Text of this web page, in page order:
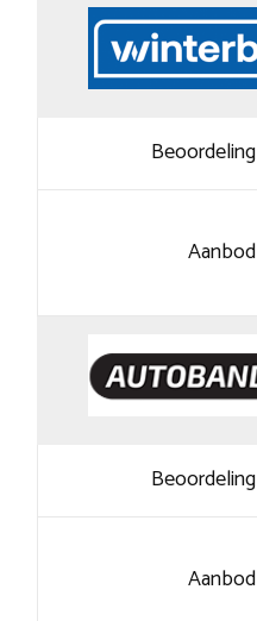
Beoordeling
Aanbod
Beoordeling
Aanbod